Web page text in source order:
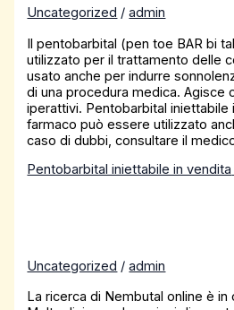
Uncategorized /admin
Il pentobarbital (pen toe BAR bi
utilizzato per il trattamento delle
usato anche per indurre
di una procedura medica. Agisce
iperattivi. Pentobarbital iniettabile
farmaco può essere utilizzato
caso di dubbi, consultare il
Pentobarbital iniettabile in vendita
Uncategorized /admin
La ricerca di Nembutal online è